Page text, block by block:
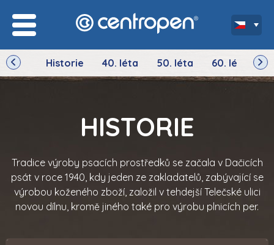
Historie 40. léta 50. léta 60. léta
HISTORIE
Tradice výroby psacích prostředků se začala v Dačicích
psát v roce 1940, kdy jeden ze zakladatelů, zabývající se
výrobou koženého zboží, založil v tehdejší Telečské ulici
novou dílnu, kromě jiného také pro výrobu plnicích per.